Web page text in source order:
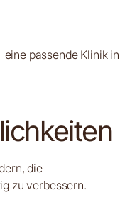
eine passende Klinik in
die
zu verbessern.